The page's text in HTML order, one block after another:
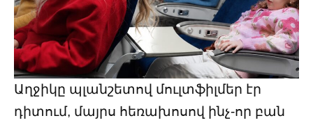
Աղջիկը պլանշետով մուլտֆիլմեր էր
դիտում, մայրս հեռախոսով ինչ-որ բան